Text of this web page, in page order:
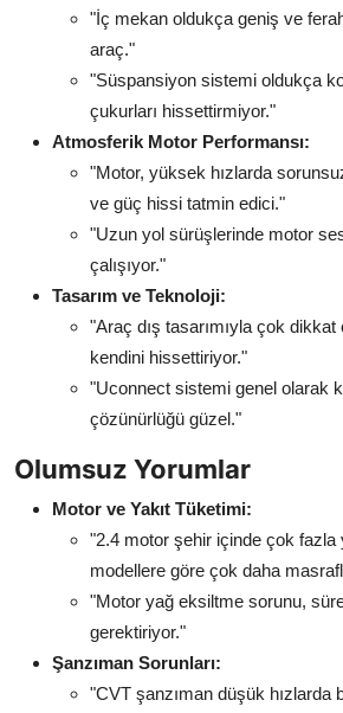
"İç mekan oldukça geniş ve
araç."
"Süspansiyon sistemi oldukça
çukurları hissettirmiyor."
Atmosferik Motor Performansı:
"Motor, yüksek hızlarda
ve güç hissi tatmin edici."
"Uzun yol sürüşlerinde motor
çalışıyor."
Tasarım ve Teknoloji:
"Araç dış tasarımıyla çok
kendini hissettiriyor."
"Uconnect sistemi genel olarak
çözünürlüğü güzel."
Olumsuz Yorumlar
Motor ve Yakıt Tüketimi:
"2.4 motor şehir içinde çok fazla
modellere göre çok daha
"Motor yağ eksiltme sorunu,
gerektiriyor."
Şanzıman Sorunları:
"CVT şanzıman düşük hızlarda